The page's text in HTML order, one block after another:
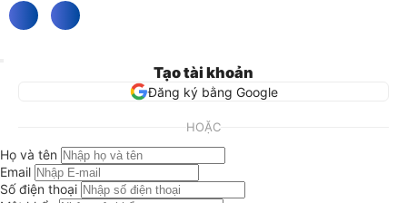
Tạo tài khoản
Đăng ký bằng Google
HOẶC
Họ và tên
Email
Số điện thoại